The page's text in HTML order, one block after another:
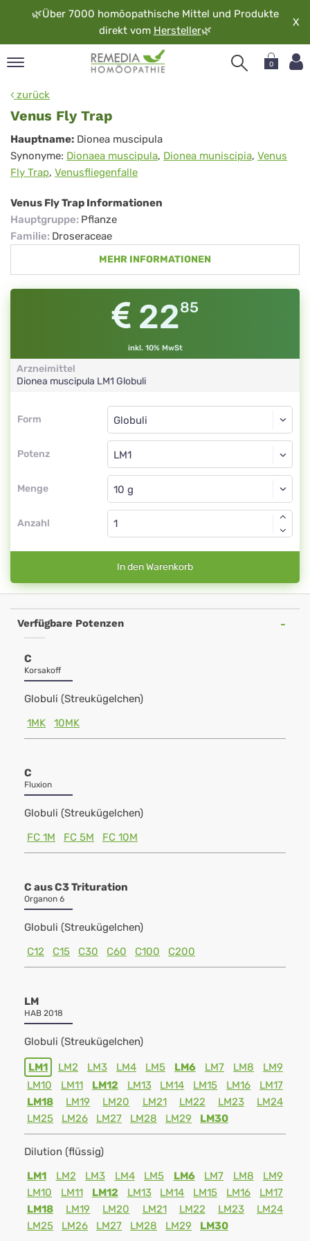
🌿Über 7000 homöopathische Mittel und Produkte
direkt vom Hersteller🌿
X
0
zurück
Venus Fly Trap
Venus
Fly
Trap
Hauptname: Dionea muscipula
Synonyme: Dionaea muscipula, Dionea muniscipia, Venus
Fly Trap, Venusfliegenfalle
Venus Fly Trap Informationen
Hauptgruppe: Pflanze
Familie: Droseraceae
MEHR INFORMATIONEN
2285
inkl. 10% MwSt
Arzneimittel
Dionea muscipula LM1 Globuli
Form
Form
Potenz
Globuli
LM1
Menge
Globuli
Anzahl
In den Warenkorb
Verfügbare Potenzen
C
Korsakoff
Globuli (Streukügelchen)
1MK
10MK
C
Fluxion
Globuli (Streukügelchen)
FC 1M
FC 5M FC 10M
C aus C3 Trituration
Organon 6
Globuli (Streukügelchen)
C12
C15 C30 C60 C100 C200
LM
HAB 2018
Globuli (Streukügelchen)
LM1 LM2 LM3 LM4 LM5 LM6 LM7 LM8
LM9
LM10
LM11 LM12 LM13 LM14 LM15 LM16
LM17
LM18
LM19 LM20 LM21 LM22 LM23
LM24
LM25
LM26 LM27 LM28 LM29 LM30
Dilution (flüssig)
LM1
LM2 LM3 LM4 LM5 LM6 LM7 LM8
LM9
LM10
LM11 LM12 LM13 LM14 LM15 LM16
LM17
LM18
LM19 LM20 LM21 LM22 LM23
LM24
LM25
LM26 LM27 LM28 LM29 LM30